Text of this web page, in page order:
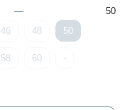
—
50
46 48 50
58 60 -